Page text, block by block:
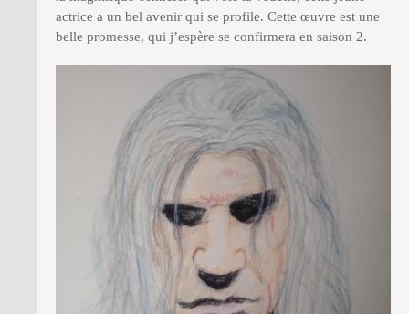
actrice a un bel avenir qui se profile. Cette œuvre est une
belle promesse, qui j’espère se confirmera en saison 2.